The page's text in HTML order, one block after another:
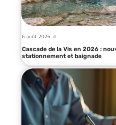
6 août 2026
Cascade de la Vis en 2026 :
stationnement et baignade